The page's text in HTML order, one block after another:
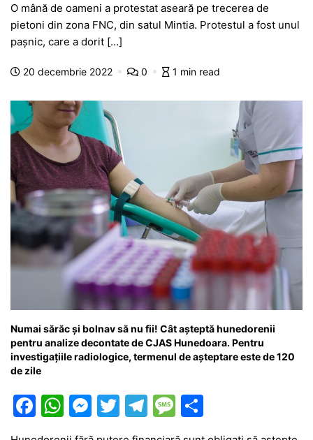
c
e
b
o
o
k
at
s
A
p
p
s
s
e
g
er
itt
er
e
a
m
s
a
e
ta
a
z
ă
O mână de oameni a protestat aseară pe trecerea de
pietoni din zona FNC, din satul Mintia. Protestul a fost unul
pașnic, care a dorit […]
20 decembrie 2022 0 1 min read
Numai sărăc și bolnav să nu fii! Cât așteptă hunedorenii
pentru analize decontate de CJAS Hunedoara. Pentru
investigațiile radiologice, termenul de așteptare este de 120
de zile
F
W M T
T
M